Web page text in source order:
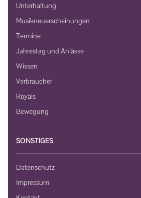
Unterhaltung
Musikneuerscheinungen
Termine
Jahrestag und Anlässe
Wissen
Verbraucher
Royals
Bewegung
SONSTIGES
Datenschutz
Impressum